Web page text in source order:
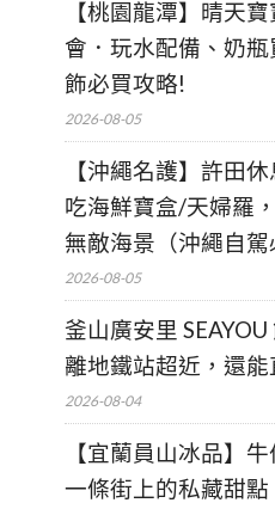
【桃園龍潭】晴天
會．玩水配備、奶
飾必買攻略!
2026-08-05
【沖繩名護】許田
吃海鮮寶盒/天婦羅
無敵海景（沖繩自駕
2026-08-05
釜山廣安里
離地鐵站超近，還能
2026-08-04
【宜蘭員山冰品】
一條街上的私藏甜